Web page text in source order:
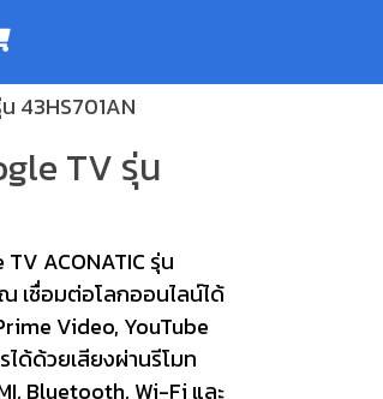
43HS701AN
TV รุ่น
ACONATIC รุ่น
เชื่อมต่อโลกออนไลน์ได้
Video, YouTube
ด้ด้วยเสียงผ่านรีโมท
Bluetooth, Wi-Fi และ